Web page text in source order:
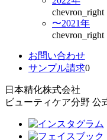
chevron_right
〜2021年
chevron_right
お問い合わせ
サンプル請求0
日本精化株式会社
ビューティケア分野 公